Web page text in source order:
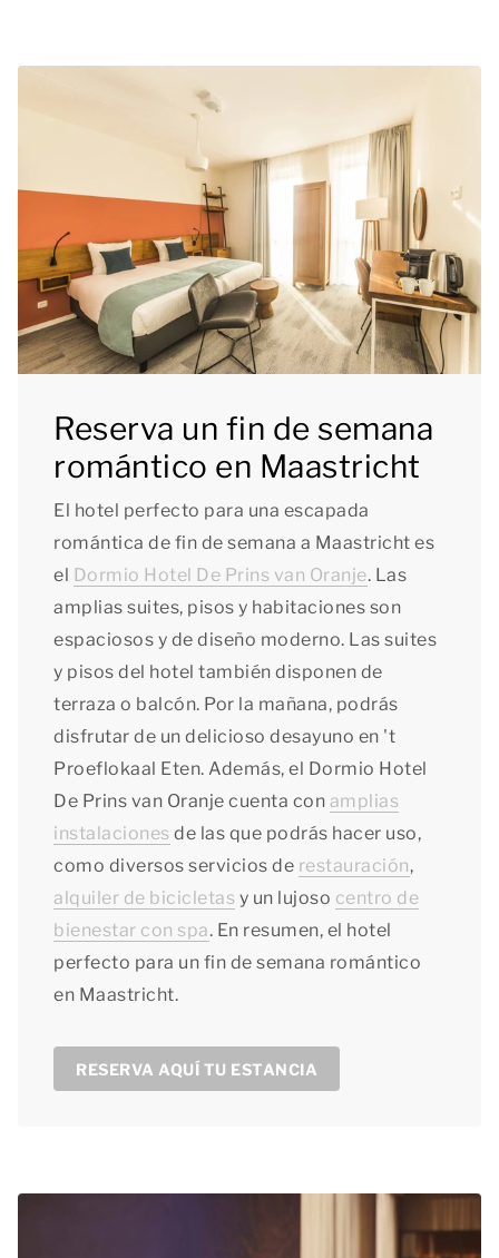
Reserva un fin de semana
romántico en Maastricht
El hotel perfecto para una escapada
romántica de fin de semana a Maastricht es
el Dormio Hotel De Prins van Oranje. Las
amplias suites, pisos y habitaciones son
espaciosos y de diseño moderno. Las suites
y pisos del hotel también disponen de
terraza o balcón. Por la mañana, podrás
disfrutar de un delicioso desayuno en 't
Proeflokaal Eten. Además, el Dormio Hotel
De Prins van Oranje cuenta con amplias
instalaciones de las que podrás hacer uso,
como diversos servicios de restauración,
alquiler de bicicletas y un lujoso centro de
bienestar con spa. En resumen, el hotel
perfecto para un fin de semana romántico
en Maastricht.
RESERVA AQUÍ TU ESTANCIA